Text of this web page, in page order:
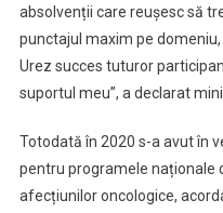
absolvenții care reușesc să
punctajul maxim pe domeniu,
Urez succes tuturor
suportul meu”, a declarat
Totodată în 2020 s-a avut în
pentru programele naționale
afecțiunilor oncologice,